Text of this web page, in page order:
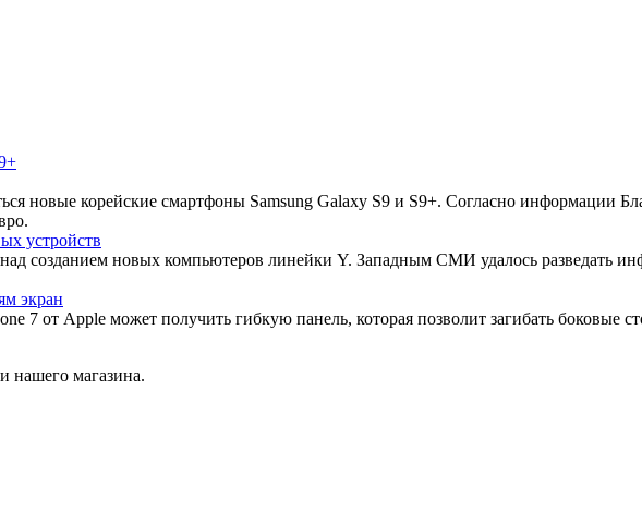
новые корейские смартфоны Samsung Galaxy S9 и S9+. Согласно информации
устройств
созданием новых компьютеров линейки Y. Западным СМИ удалось разведать
экран
7 от Apple может получить гибкую панель, которая позволит загибать боковые
нашего магазина.